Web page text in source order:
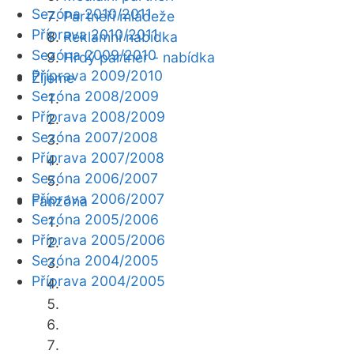
Partneři mládeže
Reklamní nabídka
Hrdý partner - nabídka
Žijeme
Fanzóna
Sezóna 2010/2011
Příprava 2010/2011
Sezóna 2009/2010
Příprava 2009/2010
Sezóna 2008/2009
Příprava 2008/2009
Sezóna 2007/2008
Příprava 2007/2008
Sezóna 2006/2007
Příprava 2006/2007
Sezóna 2005/2006
Příprava 2005/2006
Sezóna 2004/2005
Příprava 2004/2005